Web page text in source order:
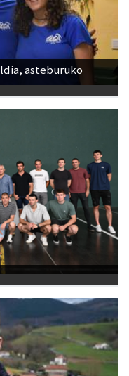
asteburuko